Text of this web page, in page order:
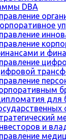
DBA
и
для
и